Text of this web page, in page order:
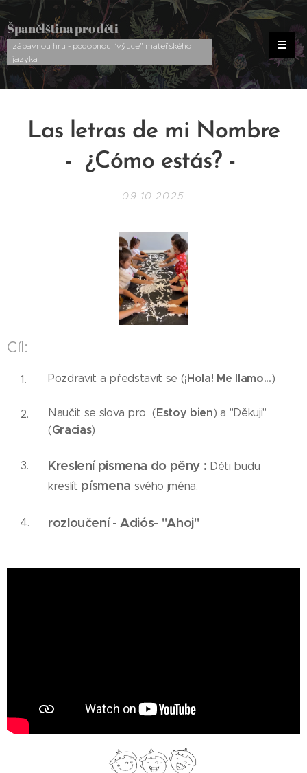
Španělština pro děti
zábavnou hru - podobnou “výuce” mateřského
jazyka
Las letras de mi Nombre
- ¿Cómo estás? -
09.10.2025
Cíl:
Pozdravit a představit se (¡Hola! Me llamo...)
Naučit se slova pro (Estoy bien) a "Děkuji"
(Gracias)
Kreslení pismena do pěny : Děti budu
kreslít písmena svého jména.
rozloučení - Adiós- "Ahoj"